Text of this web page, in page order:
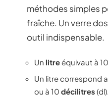
méthodes simples
fraîche. Un verre
outil indispensable.
Un litreéquivaut à
Un litre correspond
ou à 10 décilitres (dl).